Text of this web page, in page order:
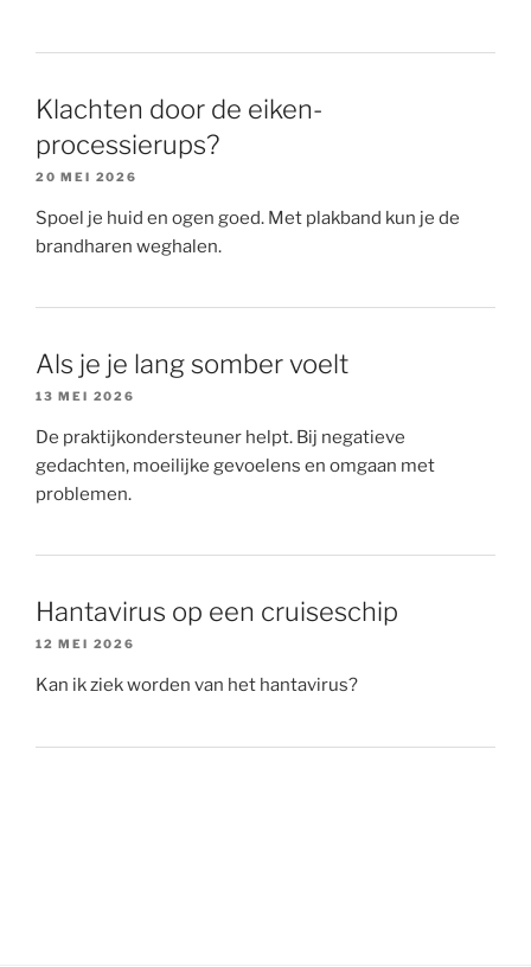
Klachten door de eiken-
processierups?
20 MEI 2026
Spoel je huid en ogen goed. Met plakband kun je de
brandharen weghalen.
Als je je lang somber voelt
13 MEI 2026
De praktijkondersteuner helpt. Bij negatieve
gedachten, moeilijke gevoelens en omgaan met
problemen.
Hantavirus op een cruiseschip
12 MEI 2026
Kan ik ziek worden van het hantavirus?